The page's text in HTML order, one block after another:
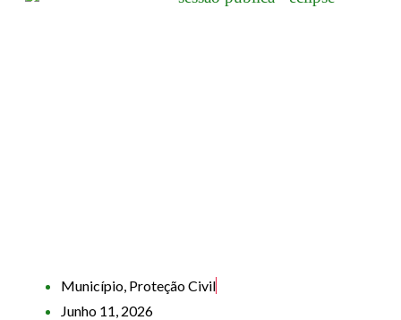
Município, Proteção Civil
Junho 11, 2026